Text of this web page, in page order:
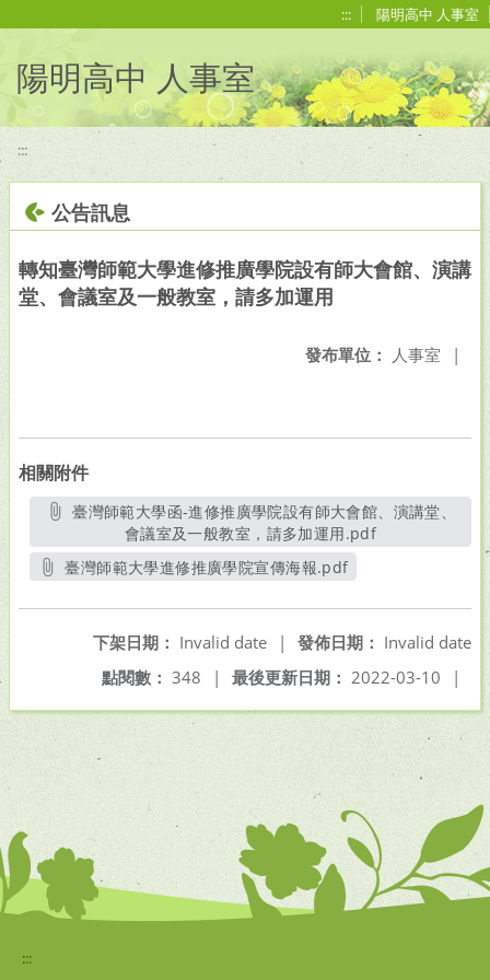
::: 陽明高中 人事室
陽明高中 人事室
:::
公告訊息
轉知臺灣師範大學進修推廣學院設有師大會館、演講
堂、會議室及一般教室，請多加運用
發布單位： 人事室 |
相關附件
臺灣師範大學函-進修推廣學院設有師大會館、演講堂、
會議室及一般教室，請多加運用.pdf另開新視窗
臺灣師範大學進修推廣學院宣傳海報.pdf
發佈日期： Invalid date
下架日期： Invalid date
|
最後更新日期： 2022-03-10 |
點閱數： 348 |
:::